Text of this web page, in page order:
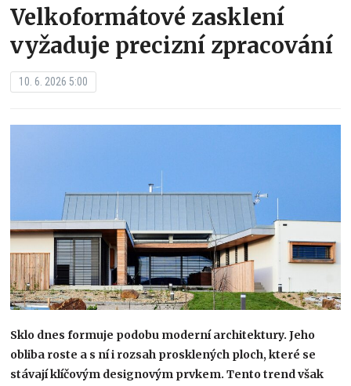
Velkoformátové zasklení
vyžaduje precizní zpracování
10. 6. 2026 5:00
Sklo dnes formuje podobu moderní architektury. Jeho
obliba roste a s ní i rozsah prosklených ploch, které se
stávají klíčovým designovým prvkem. Tento trend však